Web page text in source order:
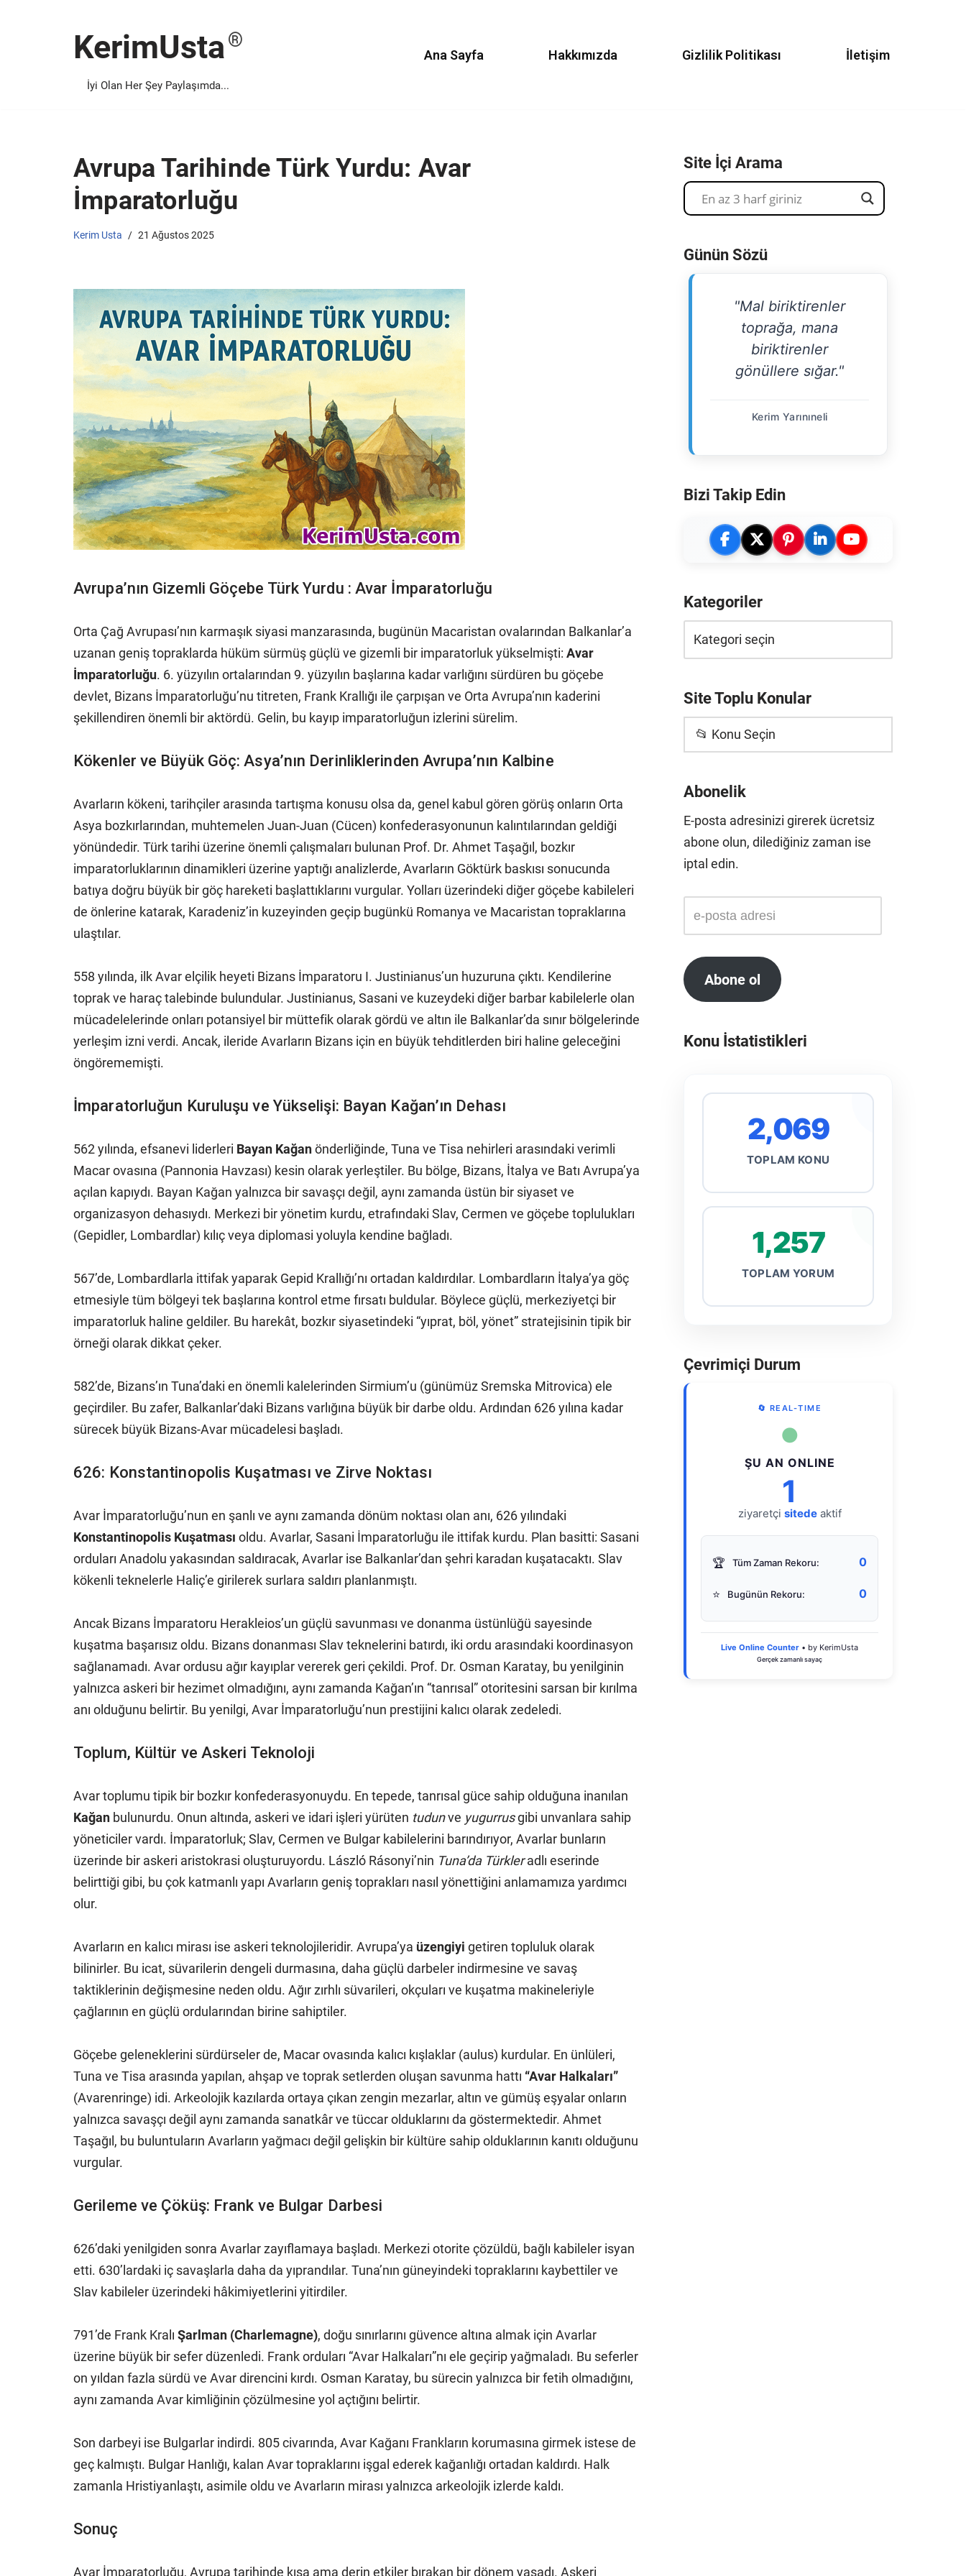
KerimUsta
İyi Olan Her Şey Paylaşımda...
Ana Sayfa Hakkımızda Gizlilik Politikası İletişim
Avrupa Tarihinde Türk Yurdu: Avar
İmparatorluğu
Kerim Usta 21 Ağustos 2025
Avrupa’nın Gizemli Göçebe Türk Yurdu : Avar İmparatorluğu
Orta Çağ Avrupası’nın karmaşık siyasi manzarasında, bugünün Macaristan ovalarından Balkanlar’a
uzanan geniş topraklarda hüküm sürmüş güçlü ve gizemli bir imparatorluk yükselmişti: Avar
İmparatorluğu. 6. yüzyılın ortalarından 9. yüzyılın başlarına kadar varlığını sürdüren bu göçebe
devlet, Bizans İmparatorluğu’nu titreten, Frank Krallığı ile çarpışan ve Orta Avrupa’nın kaderini
şekillendiren önemli bir aktördü. Gelin, bu kayıp imparatorluğun izlerini sürelim.
Kökenler ve Büyük Göç: Asya’nın Derinliklerinden Avrupa’nın Kalbine
Avarların kökeni, tarihçiler arasında tartışma konusu olsa da, genel kabul gören görüş onların Orta
Asya bozkırlarından, muhtemelen Juan-Juan (Cücen) konfederasyonunun kalıntılarından geldiği
yönündedir. Türk tarihi üzerine önemli çalışmaları bulunan Prof. Dr. Ahmet Taşağıl, bozkır
imparatorluklarının dinamikleri üzerine yaptığı analizlerde, Avarların Göktürk baskısı sonucunda
batıya doğru büyük bir göç hareketi başlattıklarını vurgular. Yolları üzerindeki diğer göçebe kabileleri
de önlerine katarak, Karadeniz’in kuzeyinden geçip bugünkü Romanya ve Macaristan topraklarına
ulaştılar.
558 yılında, ilk Avar elçilik heyeti Bizans İmparatoru I. Justinianus’un huzuruna çıktı. Kendilerine
toprak ve haraç talebinde bulundular. Justinianus, Sasani ve kuzeydeki diğer barbar kabilelerle olan
mücadelelerinde onları potansiyel bir müttefik olarak gördü ve altın ile Balkanlar’da sınır bölgelerinde
yerleşim izni verdi. Ancak, ileride Avarların Bizans için en büyük tehditlerden biri haline geleceğini
öngörememişti.
İmparatorluğun Kuruluşu ve Yükselişi: Bayan Kağan’ın Dehası
562 yılında, efsanevi liderleri Bayan Kağanönderliğinde, Tuna ve Tisa nehirleri arasındaki verimli
Macar ovasına (Pannonia Havzası) kesin olarak yerleştiler. Bu bölge, Bizans, İtalya ve Batı Avrupa’ya
açılan kapıydı. Bayan Kağan yalnızca bir savaşçı değil, aynı zamanda üstün bir siyaset ve
organizasyon dehasıydı. Merkezi bir yönetim kurdu, etrafındaki Slav, Cermen ve göçebe toplulukları
(Gepidler, Lombardlar) kılıç veya diplomasi yoluyla kendine bağladı.
567’de, Lombardlarla ittifak yaparak Gepid Krallığı’nı ortadan kaldırdılar. Lombardların İtalya’ya göç
etmesiyle tüm bölgeyi tek başlarına kontrol etme fırsatı buldular. Böylece güçlü, merkeziyetçi bir
imparatorluk haline geldiler. Bu harekât, bozkır siyasetindeki “yıprat, böl, yönet” stratejisinin tipik bir
örneği olarak dikkat çeker.
582’de, Bizans’ın Tuna’daki en önemli kalelerinden Sirmium’u (günümüz Sremska Mitrovica) ele
geçirdiler. Bu zafer, Balkanlar’daki Bizans varlığına büyük bir darbe oldu. Ardından 626 yılına kadar
sürecek büyük Bizans-Avar mücadelesi başladı.
626: Konstantinopolis Kuşatması ve Zirve Noktası
Avar İmparatorluğu’nun en şanlı ve aynı zamanda dönüm noktası olan anı, 626 yılındaki
Konstantinopolis Kuşatması oldu. Avarlar, Sasani İmparatorluğu ile ittifak kurdu. Plan basitti: Sasani
orduları Anadolu yakasından saldıracak, Avarlar ise Balkanlar’dan şehri karadan kuşatacaktı. Slav
kökenli teknelerle Haliç’e girilerek surlara saldırı planlanmıştı.
Ancak Bizans İmparatoru Herakleios’un güçlü savunması ve donanma üstünlüğü sayesinde
kuşatma başarısız oldu. Bizans donanması Slav teknelerini batırdı, iki ordu arasındaki koordinasyon
sağlanamadı. Avar ordusu ağır kayıplar vererek geri çekildi. Prof. Dr. Osman Karatay, bu yenilginin
yalnızca askeri bir hezimet olmadığını, aynı zamanda Kağan’ın “tanrısal” otoritesini sarsan bir kırılma
anı olduğunu belirtir. Bu yenilgi, Avar İmparatorluğu’nun prestijini kalıcı olarak zedeledi.
Toplum, Kültür ve Askeri Teknoloji
Avar toplumu tipik bir bozkır konfederasyonuydu. En tepede, tanrısal güce sahip olduğuna inanılan
Kağan bulunurdu. Onun altında, askeri ve idari işleri yürüten tudunve yugurrusgibi unvanlara sahip
yöneticiler vardı. İmparatorluk; Slav, Cermen ve Bulgar kabilelerini barındırıyor, Avarlar bunların
üzerinde bir askeri aristokrasi oluşturuyordu. László Rásonyi’nin Tuna’da Türkleradlı eserinde
belirttiği gibi, bu çok katmanlı yapı Avarların geniş toprakları nasıl yönettiğini anlamamıza yardımcı
olur.
Avarların en kalıcı mirası ise askeri teknolojileridir. Avrupa’ya üzengiyi getiren topluluk olarak
bilinirler. Bu icat, süvarilerin dengeli durmasına, daha güçlü darbeler indirmesine ve savaş
taktiklerinin değişmesine neden oldu. Ağır zırhlı süvarileri, okçuları ve kuşatma makineleriyle
çağlarının en güçlü ordularından birine sahiptiler.
Göçebe geleneklerini sürdürseler de, Macar ovasında kalıcı kışlaklar (aulus) kurdular. En ünlüleri,
Tuna ve Tisa arasında yapılan, ahşap ve toprak setlerden oluşan savunma hattı “Avar Halkaları”
(Avarenringe) idi. Arkeolojik kazılarda ortaya çıkan zengin mezarlar, altın ve gümüş eşyalar onların
yalnızca savaşçı değil aynı zamanda sanatkâr ve tüccar olduklarını da göstermektedir. Ahmet
Taşağıl, bu buluntuların Avarların yağmacı değil gelişkin bir kültüre sahip olduklarının kanıtı olduğunu
vurgular.
Gerileme ve Çöküş: Frank ve Bulgar Darbesi
626’daki yenilgiden sonra Avarlar zayıflamaya başladı. Merkezi otorite çözüldü, bağlı kabileler isyan
etti. 630’lardaki iç savaşlarla daha da yıprandılar. Tuna’nın güneyindeki topraklarını kaybettiler ve
Slav kabileler üzerindeki hâkimiyetlerini yitirdiler.
791’de Frank Kralı Şarlman (Charlemagne), doğu sınırlarını güvence altına almak için Avarlar
üzerine büyük bir sefer düzenledi. Frank orduları “Avar Halkaları”nı ele geçirip yağmaladı. Bu seferler
on yıldan fazla sürdü ve Avar direncini kırdı. Osman Karatay, bu sürecin yalnızca bir fetih olmadığını,
aynı zamanda Avar kimliğinin çözülmesine yol açtığını belirtir.
Son darbeyi ise Bulgarlar indirdi. 805 civarında, Avar Kağanı Frankların korumasına girmek istese de
geç kalmıştı. Bulgar Hanlığı, kalan Avar topraklarını işgal ederek kağanlığı ortadan kaldırdı. Halk
zamanla Hristiyanlaştı, asimile oldu ve Avarların mirası yalnızca arkeolojik izlerde kaldı.
Sonuç
Avar İmparatorluğu, Avrupa tarihinde kısa ama derin etkiler bırakan bir dönem yaşadı. Askeri
Site İçi Arama
Günün Sözü
"Mal biriktirenler
toprağa, mana
biriktirenler
gönüllere sığar."
Kerim Yarınıneli
Bizi Takip Edin
Kategoriler
Site Toplu Konular
📂 Konu Seçin
Abonelik
E-posta adresinizi girerek ücretsiz
abone olun, dilediğiniz zaman ise
iptal edin.
Abone ol
Konu İstatistikleri
2,069
TOPLAM KONU
1,257
TOPLAM YORUM
Çevrimiçi Durum
🔄 REAL-TIME
●
ŞU AN ONLINE
1
ziyaretçi sitedeaktif
🏆 Tüm Zaman Rekoru: 0
⭐ Bugünün Rekoru: 0
Live Online Counter • by KerimUsta
Gerçek zamanlı sayaç